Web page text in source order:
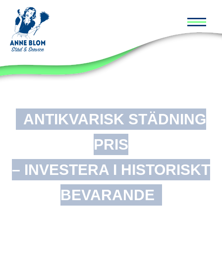
ANTIKVARISK STÄDNING
PRIS
– INVESTERA I HISTORISKT
BEVARANDE